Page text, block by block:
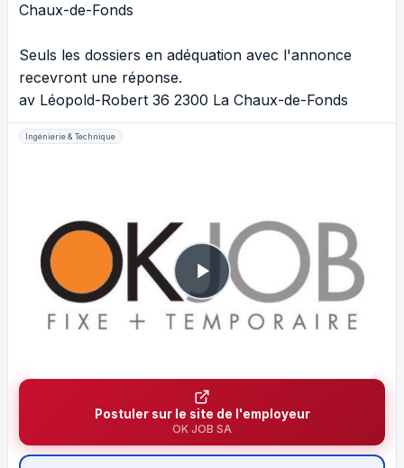
Chaux-de-Fonds
Seuls les dossiers en adéquation avec l'annonce
recevront une réponse.
av Léopold-Robert 36 2300 La Chaux-de-Fonds
Ingénierie & Technique
Postuler sur le site de l'employeur
OK JOB SA